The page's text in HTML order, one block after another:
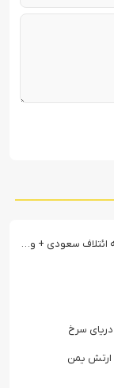
سرخ
ارتش یمن